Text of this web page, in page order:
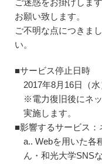
ご迷惑をお掛けしま
お願い致します。
ご不明な点につきま
い。
■サービス停止日時
2017年8月16日（
※電力復旧後にネ
実施します。
■影響するサービス
a.. Webを用いた各
ん・和光大学SNSな